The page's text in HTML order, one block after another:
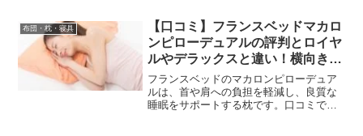
布団・枕・寝具
【口コミ】フランスベッドマカロ
ンピローデュアルの評判とロイヤ
ルやデラックスと違い！横向きも
対応枕
フランスベッドのマカロンピローデュア
ルは、首や肩への負担を軽減し、良質な
睡眠をサポートする枕です。口コミでは